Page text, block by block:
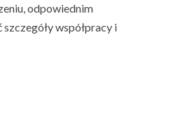
odpowiednim
współpracy i